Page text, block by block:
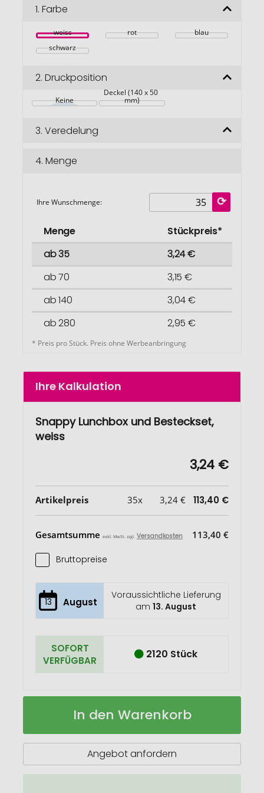
Bildgalerie
1. Farbe
weiss rot
blau
schwarz
2. Druckposition
Keine
Deckel (140 x 50
mm)
3. Veredelung
4. Menge
Ihre Wunschmenge:
Menge
Stückpreis*
ab 35
3,24 €
ab 70
3,15 €
ab 140
3,04 €
ab 280
2,95 €
* Preis pro Stück. Preis ohne Werbeanbringung
Ihre Kalkulation
Snappy Lunchbox und Besteckset,
weiss
3,24 €
Artikelpreis 35x 3,24 € 113,40 €
Gesamtsumme exkl. MwSt. zzgl. Versandkosten 113,40 €
Bruttopreise
13 August
Voraussichtliche Lieferung
am13. August
SOFORT
VERFÜGBAR
2120 Stück
Snappy
Besteckset
Auf
In den Warenkorb
Angebot anfordern